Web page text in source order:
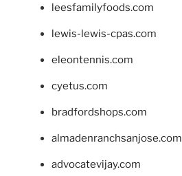
leesfamilyfoods.com
lewis-lewis-cpas.com
eleontennis.com
cyetus.com
bradfordshops.com
almadenranchsanjose.com
advocatevijay.com